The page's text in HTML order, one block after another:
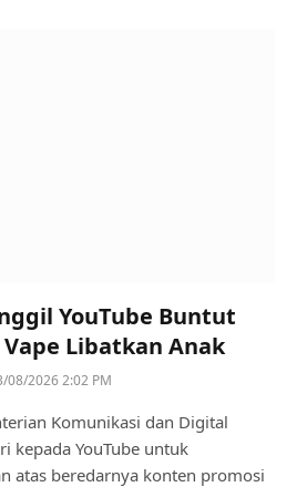
YouTube Buntut
Libatkan Anak
08/2026 2:02 PM
Komunikasi dan Digital
kepada YouTube untuk
atas beredarnya konten promosi